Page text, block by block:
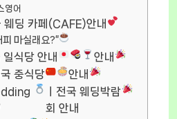
영어
웨딩 카페(CAFE)안내
피 마실래요?”
일식당 안내
안내
국 중식당
안내
ㅣ전국 웨딩박람
회 안내